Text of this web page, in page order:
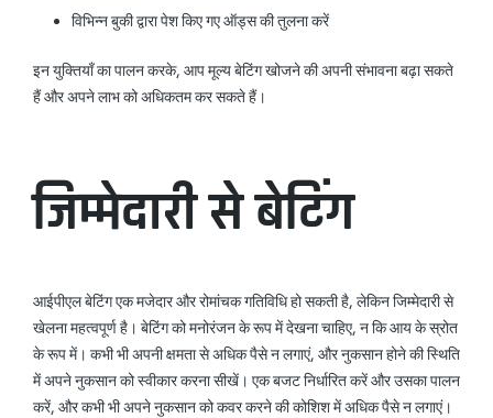
विभिन्न बुकी द्वारा पेश किए गए ऑड्स की तुलना करें
इन युक्तियाँ का पालन करके, आप मूल्य बेटिंग खोजने की अपनी संभावना बढ़ा सकते
हैं और अपने लाभ को अधिकतम कर सकते हैं।
जिम्मेदारी से बेटिंग
आईपीएल बेटिंग एक मजेदार और रोमांचक गतिविधि हो सकती है, लेकिन जिम्मेदारी से
खेलना महत्वपूर्ण है। बेटिंग को मनोरंजन के रूप में देखना चाहिए, न कि आय के स्रोत
के रूप में। कभी भी अपनी क्षमता से अधिक पैसे न लगाएं, और नुकसान होने की स्थिति
में अपने नुकसान को स्वीकार करना सीखें। एक बजट निर्धारित करें और उसका पालन
करें, और कभी भी अपने नुकसान को कवर करने की कोशिश में अधिक पैसे न लगाएं।